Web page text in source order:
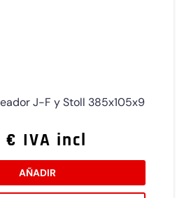
J-F y Stoll 385x105x9
€ IVA incl
AÑADIR